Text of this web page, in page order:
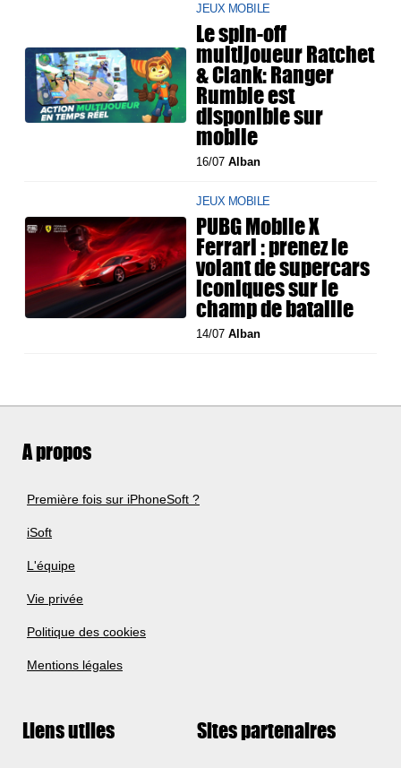
JEUX MOBILE
Le spin-off
multijoueur Ratchet
& Clank: Ranger
Rumble est
disponible sur
mobile
16/07Alban
JEUX MOBILE
PUBG Mobile X
Ferrari : prenez le
volant de supercars
iconiques sur le
champ de bataille
14/07Alban
A propos
Première fois sur iPhoneSoft ?
iSoft
L'équipe
Vie privée
Politique des cookies
Mentions légales
Liens utiles Sites partenaires